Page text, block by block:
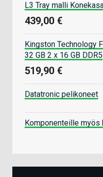
L3 Tray malli
439,00 €
Kingston Technology
32 GB 2 x 16 GB DDR5
519,90 €
Datatronic pelikoneet
Komponenteille myös